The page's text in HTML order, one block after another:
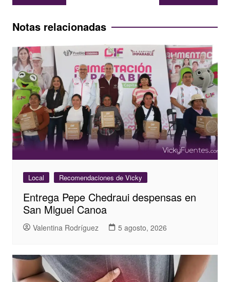
de
entradas
Notas relacionadas
Local Recomendaciones de Vicky
Entrega Pepe Chedraui despensas en
San Miguel Canoa
Valentina Rodríguez 5 agosto, 2026